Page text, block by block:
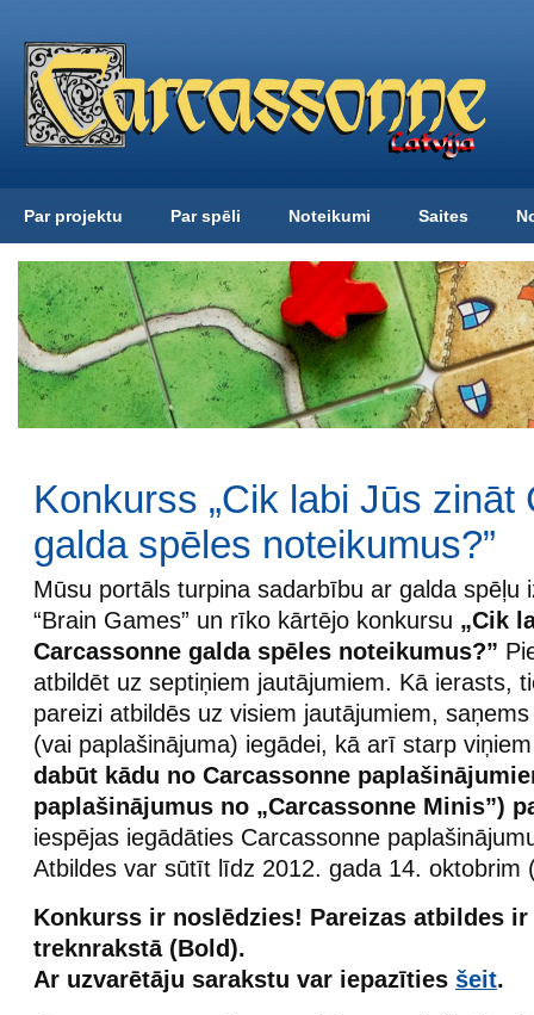
Par projektu Par spēli Noteikumi Saites
Konkurss „Cik labi Jūs zināt
galda spēles noteikumus?”
Mūsu portāls turpina sadarbību ar galda spēļu
“Brain Games” un rīko kārtējo konkursu „Cik
Carcassonne galda spēles noteikumus?”
atbildēt uz septiņiem jautājumiem. Kā ierasts,
pareizi atbildēs uz visiem jautājumiem,
(vai paplašinājuma) iegādei, kā arī starp
dabūt kādu no Carcassonne
paplašinājumus no „Carcassonne Minis”)
iespējas iegādāties Carcassonne
Atbildes var sūtīt līdz 2012. gada 14. oktobrim
Konkurss ir noslēdzies! Pareizas atbildes
treknrakstā (Bold).
Ar uzvarētāju sarakstu var iepazīties šeit.